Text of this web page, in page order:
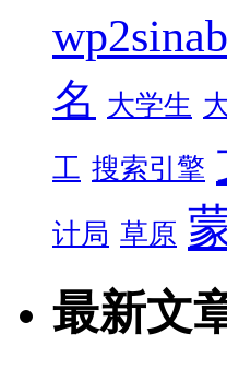
名 大学生
工 搜索引擎
计局 草原
最新文